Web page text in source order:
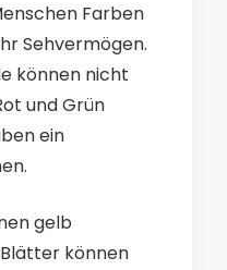
Farben
Sehvermögen.
können nicht
und Grün
ein
gelb
können